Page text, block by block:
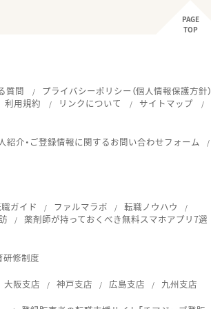
PAGE
TOP
質問
プライバシーポリシー（個人情報保護方針）
利用規約
リンクについて サイトマップ
紹介・ご登録情報に関するお問い合わせフォーム
ガイド ファルマラボ
転職ノウハウ
薬剤師が持っておくべき無料スマホアプリ7選
研修制度
大阪支店
神戸支店 広島支店
九州支店